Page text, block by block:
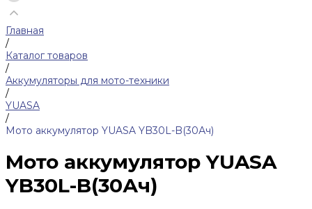
Главная
/
Каталог товаров
/
Аккумуляторы для мото-техники
/
YUASA
/
Мото аккумулятор YUASA YB30L-B(30Ач)
Мото аккумулятор YUASA
YB30L-B(30Ач)